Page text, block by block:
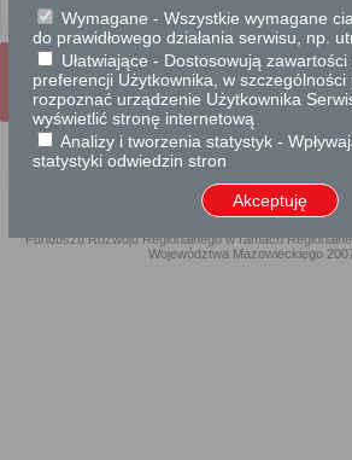
urzędów
Wrota Mazowsza
Strona mobilna
Funduszu Rozwoju Regionalnego w ramach
Województwa Mazowieckiego
Wymagane - Wszystkie wymagane
do prawidłowego działania serwisu, np.
Ułatwiające - Dostosowują
preferencji Użytkownika, w szczególności
rozpoznać urządzenie Użytkownika
wyświetlić stronę internetową
Analizy i tworzenia statystyk -
statystyki odwiedzin stron
Akceptuję